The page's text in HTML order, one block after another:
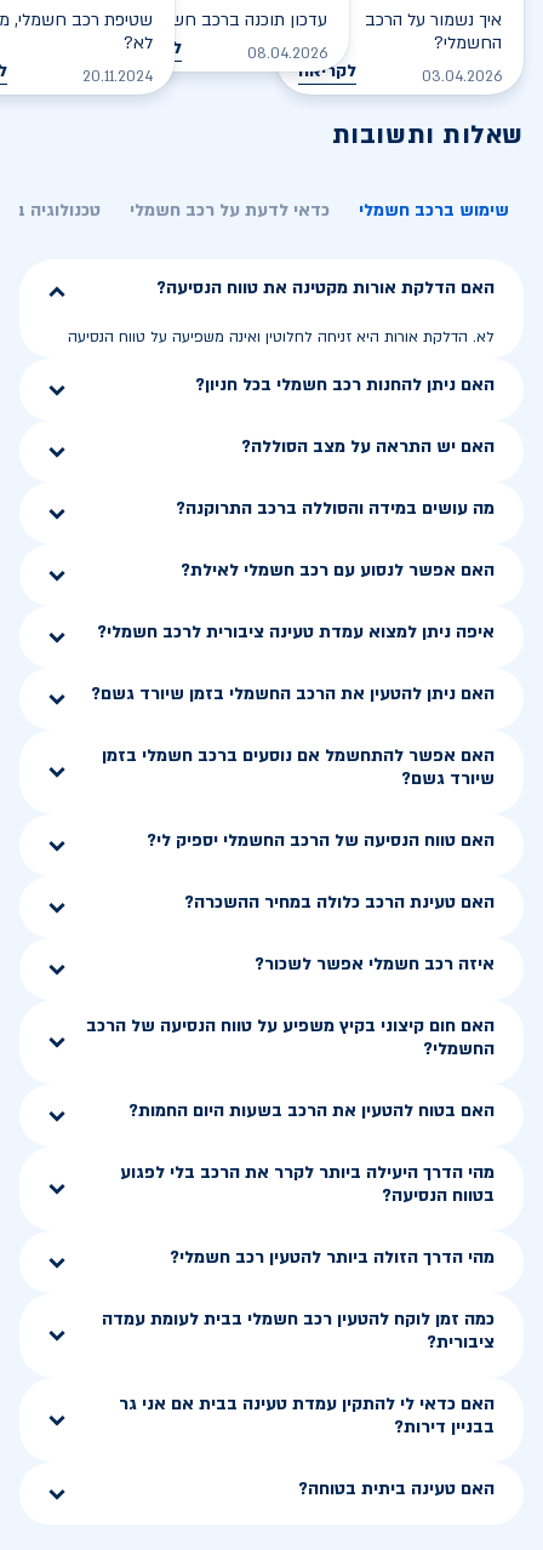
איך נשמור על הרכב
החשמלי?
03.04.2026 לקריאה
עדכון תוכנה ברכב חשמלי
08.04.2026 לקריאה
שטיפת רכב חשמלי,
לא?
20.11.2024
שאלות ותשובות
שימוש ברכב חשמלי כדאי לדעת על רכב חשמלי טכנולוגיה
האם הדלקת אורות מקטינה את טווח הנסיעה?
לא. הדלקת אורות היא זניחה לחלוטין ואינה משפיעה על טווח הנסיעה
האם ניתן להחנות רכב חשמלי בכל חניון?
האם יש התראה על מצב הסוללה?
מה עושים במידה והסוללה ברכב התרוקנה?
האם אפשר לנסוע עם רכב חשמלי לאילת?
איפה ניתן למצוא עמדת טעינה ציבורית לרכב חשמלי?
האם ניתן להטעין את הרכב החשמלי בזמן שיורד גשם?
האם אפשר להתחשמל אם נוסעים ברכב חשמלי בזמן
שיורד גשם?
האם טווח הנסיעה של הרכב החשמלי יספיק לי?
האם טעינת הרכב כלולה במחיר ההשכרה?
איזה רכב חשמלי אפשר לשכור?
האם חום קיצוני בקיץ משפיע על טווח הנסיעה של הרכב
החשמלי?
האם בטוח להטעין את הרכב בשעות היום החמות?
מהי הדרך היעילה ביותר לקרר את הרכב בלי לפגוע
בטווח הנסיעה?
מהי הדרך הזולה ביותר להטעין רכב חשמלי?
כמה זמן לוקח להטעין רכב חשמלי בבית לעומת עמדה
ציבורית?
האם כדאי לי להתקין עמדת טעינה בבית אם אני גר
בבניין דירות?
האם טעינה ביתית בטוחה?